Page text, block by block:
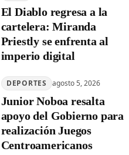
El Diablo regresa a la
cartelera: Miranda
Priestly se enfrenta al
imperio digital
DEPORTES agosto 5, 2026
Junior Noboa resalta
apoyo del Gobierno para
realización Juegos
Centroamericanos